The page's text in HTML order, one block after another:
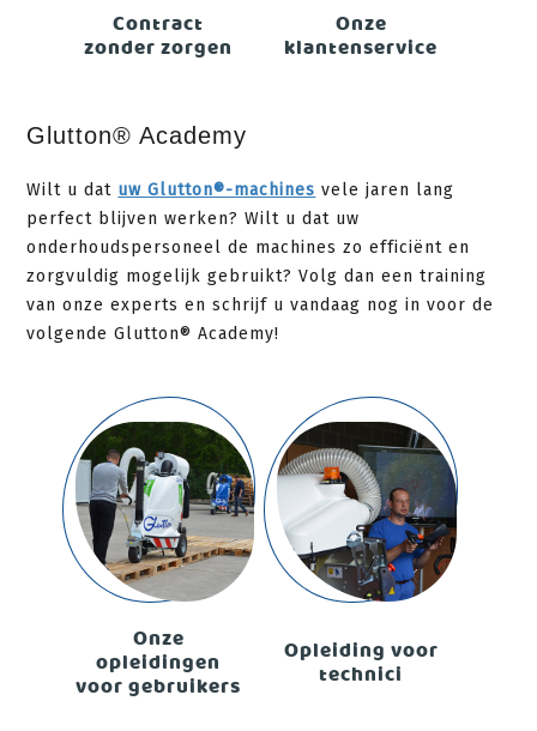
Contract
zonder zorgen
Onze
klantenservice
Glutton® Academy
Wilt u dat uw Glutton®-machines vele jaren lang
perfect blijven werken? Wilt u dat uw
onderhoudspersoneel de machines zo efficiënt en
zorgvuldig mogelijk gebruikt? Volg dan een training
van onze experts en schrijf u vandaag nog in voor de
volgende Glutton® Academy!
Onze
opleidingen
voor gebruikers
Opleiding voor
technici